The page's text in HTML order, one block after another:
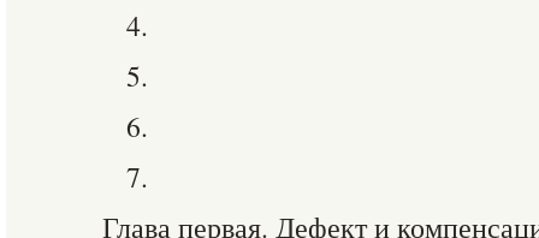
4.
5.
6.
7.
Глава первая. Дефект и